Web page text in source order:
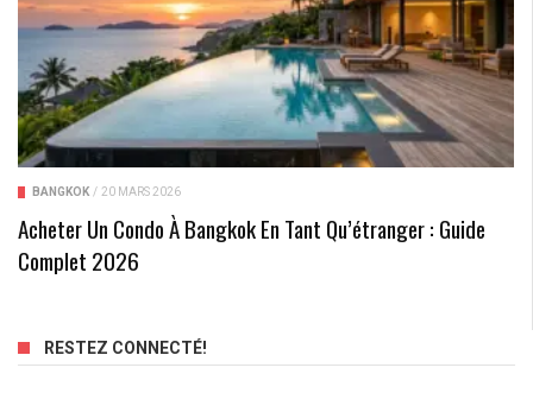
BANGKOK / 20 MARS 2026
Acheter Un Condo À Bangkok En Tant Qu’étranger : Guide
Complet 2026
RESTEZ CONNECTÉ!